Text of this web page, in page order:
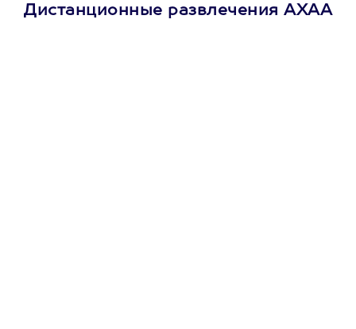
Дистанционные развлечения АХАА